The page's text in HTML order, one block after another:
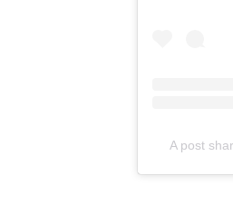
A post